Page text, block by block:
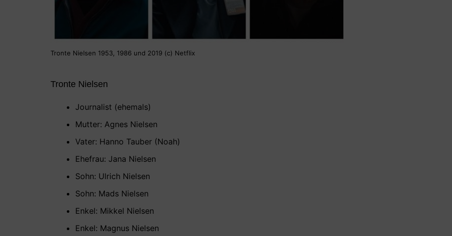
Tronte Nielsen 1953, 1986 und 2019 (c) Netflix
Tronte Nielsen
Journalist (ehemals)
Mutter: Agnes Nielsen
Vater: Hanno Tauber (Noah)
Ehefrau: Jana Nielsen
Sohn: Ulrich Nielsen
Sohn: Mads Nielsen
Enkel: Mikkel Nielsen
Enkel: Magnus Nielsen